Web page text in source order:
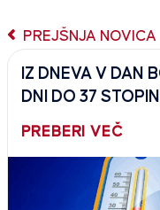
PREJŠNJA NOVICA
IZ DNEVA V DAN
DNI DO 37
PREBERI VEČ